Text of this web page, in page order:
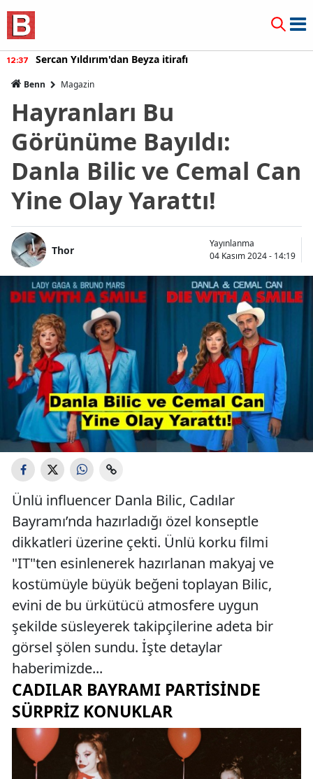
12:37 Sercan Yıldırım'dan Beyza itirafı
Benn Magazin
Hayranları Bu
Görünüme Bayıldı:
Danla Bilic ve Cemal Can
Yine Olay Yarattı!
Thor
Yayınlanma
04 Kasım 2024 - 14:19
Ünlü influencer Danla Bilic, Cadılar
Bayramı’nda hazırladığı özel konseptle
dikkatleri üzerine çekti. Ünlü korku filmi
"IT"ten esinlenerek hazırlanan makyaj ve
kostümüyle büyük beğeni toplayan Bilic,
evini de bu ürkütücü atmosfere uygun
şekilde süsleyerek takipçilerine adeta bir
görsel şölen sundu. İşte detaylar
haberimizde...
CADILAR BAYRAMI PARTISINDE
SÜRPRIZ KONUKLAR